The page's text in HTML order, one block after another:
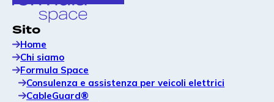
Sito
Home
Chi siamo
Formula Space
Consulenza e assistenza per veicoli elettrici
CableGuard®